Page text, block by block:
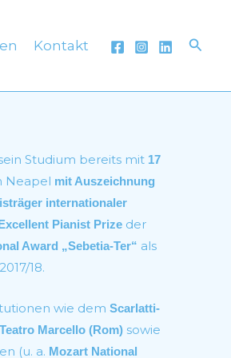
Kontakt
Studium bereits mit 17
Neapel mit Auszeichnung
internationaler
Pianist Prize der
Award „Sebetia-Ter“ als
18.
wie dem Scarlatti-
Teatro Marcello (Rom)sowie
(u. a. Mozart National